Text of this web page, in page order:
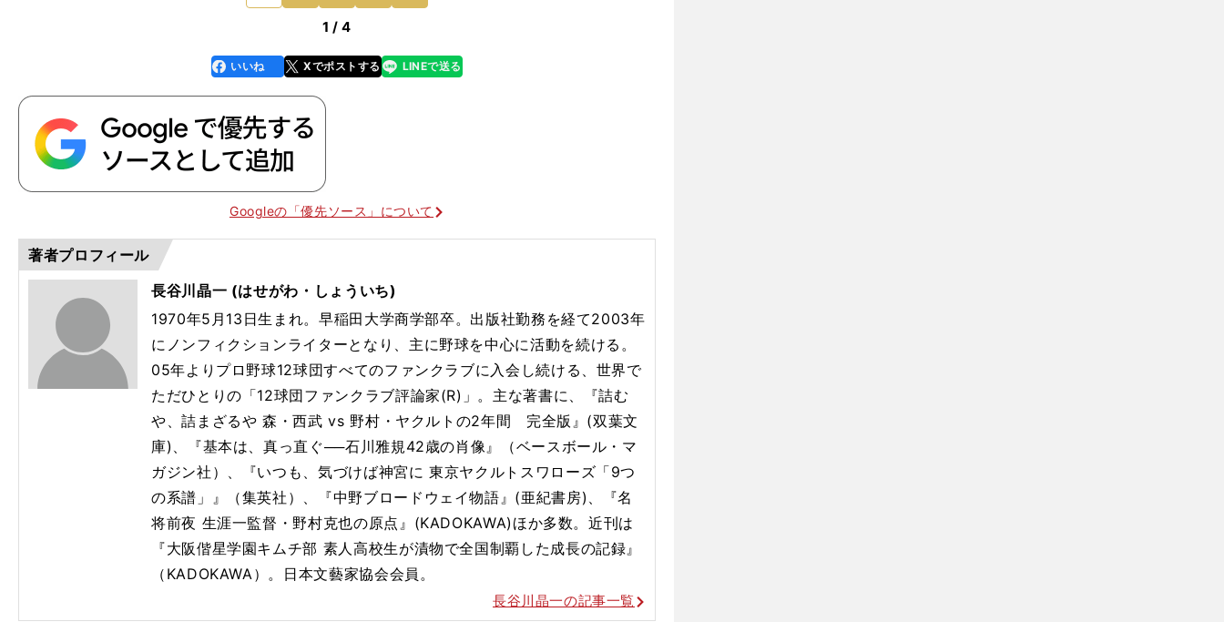
1 / 4
faceboo
k
いいね Xでポストする
line LINEで送る
Googleの「優先ソース」について
著者プロフィール
長谷川晶一 (はせがわ・しょういち)
1970年5月13日生まれ。早稲田大学商学部卒。出版社勤務を経て2003年
にノンフィクションライターとなり、主に野球を中心に活動を続ける。
05年よりプロ野球12球団すべてのファンクラブに入会し続ける、世界で
ただひとりの「12球団ファンクラブ評論家(R)」。主な著書に、『詰む
や、詰まざるや 森・西武 vs 野村・ヤクルトの2年間 完全版』(双葉文
庫)、『基本は、真っ直ぐ──石川雅規42歳の肖像』（ベースボール・マ
ガジン社）、『いつも、気づけば神宮に 東京ヤクルトスワローズ「9つ
の系譜」』（集英社）、『中野ブロードウェイ物語』(亜紀書房)、『名
将前夜 生涯一監督・野村克也の原点』(KADOKAWA)ほか多数。近刊は
『大阪偕星学園キムチ部 素人高校生が漬物で全国制覇した成長の記録』
（KADOKAWA）。日本文藝家協会会員。
長谷川晶一の記事一覧
英」